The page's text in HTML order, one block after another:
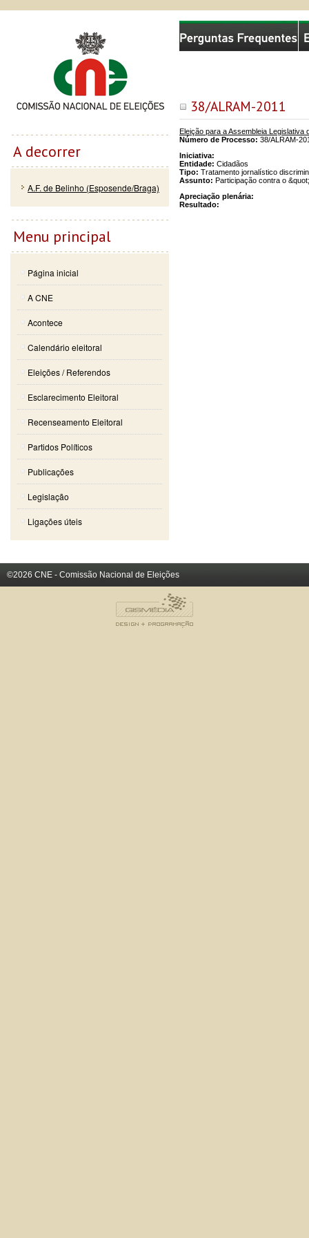
38/ALRAM-2011
Eleição para a Assembleia Legislativa
Número de Processo: 38/ALRAM-
Iniciativa:
Entidade: Cidadãos
Tipo: Tratamento jornalístico
Assunto: Participação contra o
Apreciação plenária:
Resultado:
Comissão Nacional de Eleições
A decorrer
A.F. de Belinho (Esposende/Braga)
Menu principal
Página inicial
A CNE
Acontece
Calendário eleitoral
Eleições / Referendos
Esclarecimento Eleitoral
Recenseamento Eleitoral
Partidos Políticos
Publicações
Legislação
Ligações úteis
©2026 CNE - Comissão Nacional de Eleições